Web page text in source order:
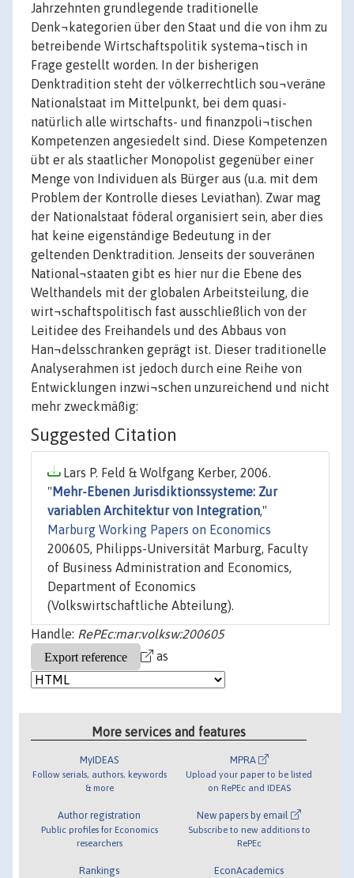
Jahrzehnten grundlegende traditionelle
Denk¬kategorien über den Staat und die von ihm zu
betreibende Wirtschaftspolitik systema¬tisch in
Frage gestellt worden. In der bisherigen
Denktradition steht der völkerrechtlich sou¬veräne
Nationalstaat im Mittelpunkt, bei dem quasi-
natürlich alle wirtschafts- und finanzpoli¬tischen
Kompetenzen angesiedelt sind. Diese Kompetenzen
übt er als staatlicher Monopolist gegenüber einer
Menge von Individuen als Bürger aus (u.a. mit dem
Problem der Kontrolle dieses Leviathan). Zwar mag
der Nationalstaat föderal organisiert sein, aber dies
hat keine eigenständige Bedeutung in der
geltenden Denktradition. Jenseits der souveränen
National¬staaten gibt es hier nur die Ebene des
Welthandels mit der globalen Arbeitsteilung, die
wirt¬schaftspolitisch fast ausschließlich von der
Leitidee des Freihandels und des Abbaus von
Han¬delsschranken geprägt ist. Dieser traditionelle
Analyserahmen ist jedoch durch eine Reihe von
Entwicklungen inzwi¬schen unzureichend und nicht
mehr zweckmäßig:
Suggested Citation
Lars P. Feld & Wolfgang Kerber, 2006.
" Mehr-Ebenen Jurisdiktionssysteme: Zur
variablen Architektur von Integration,"
Marburg Working Papers on Economics
200605, Philipps-Universität Marburg, Faculty
of Business Administration and Economics,
Department of Economics
(Volkswirtschaftliche Abteilung).
Handle: RePEc:mar:volksw:200605
as
More services and features
MyIDEAS
Follow serials, authors, keywords
& more
Author registration
Public profiles for Economics
researchers
Rankings
MPRA
Upload your paper to be listed
on RePEc and IDEAS
New papers by email
Subscribe to new additions to
RePEc
EconAcademics